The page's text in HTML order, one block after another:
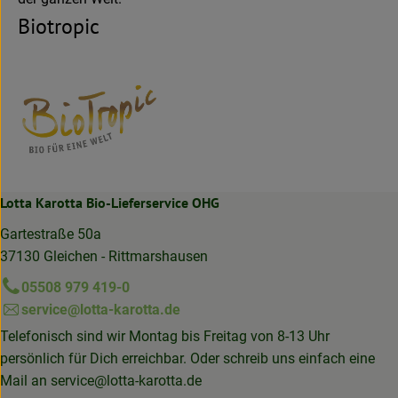
Biotropic
Lotta Karotta Bio-Lieferservice OHG
Gartestraße 50a
37130 Gleichen - Rittmarshausen
05508 979 419-0
service@lotta-karotta.de
Telefonisch sind wir Montag bis Freitag von 8-13 Uhr
persönlich für Dich erreichbar. Oder schreib uns einfach eine
Mail an service@lotta-karotta.de